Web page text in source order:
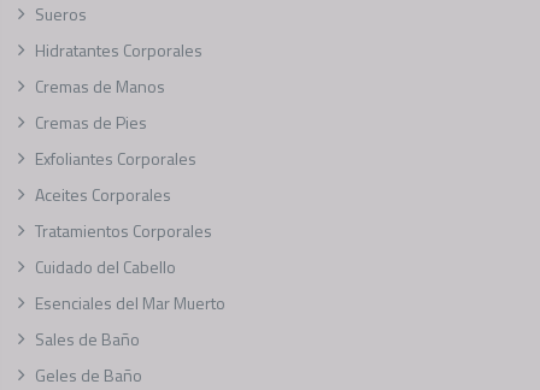
Sueros
Hidratantes Corporales
Cremas de Manos
Cremas de Pies
Exfoliantes Corporales
Aceites Corporales
Tratamientos Corporales
Cuidado del Cabello
Esenciales del Mar Muerto
Sales de Baño
Geles de Baño